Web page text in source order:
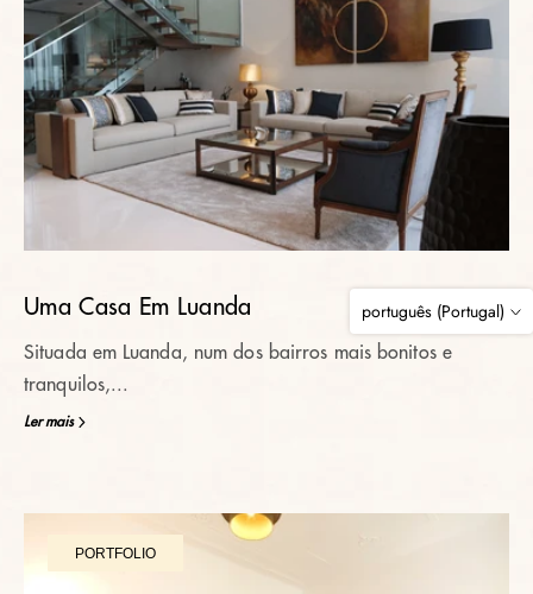
Uma Casa Em Luanda
Situada em Luanda, num dos bairros mais bonitos e
tranquilos,...
Ler mais
PORTFOLIO
português (Portugal)